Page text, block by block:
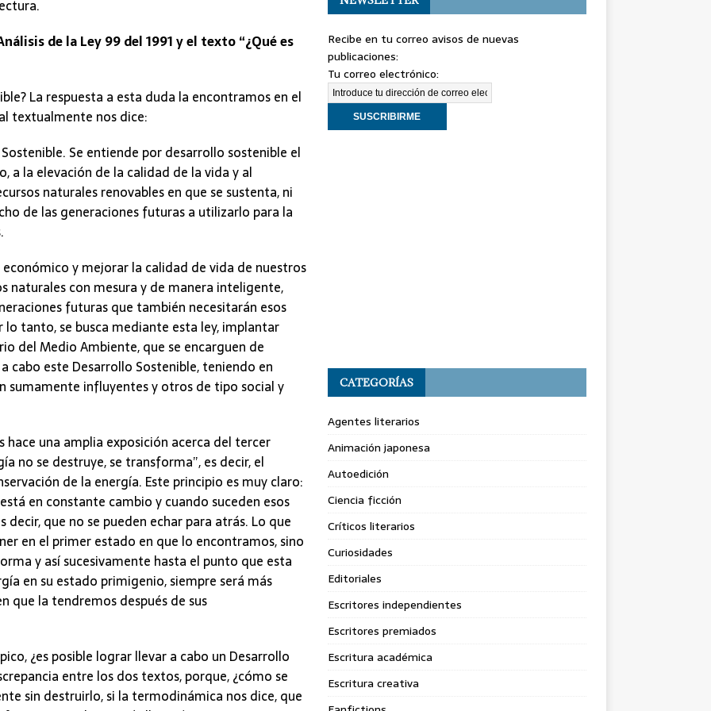
de la Ley 99 del 1991 y el texto “¿Qué es
La respuesta a esta duda la encontramos en el
textualmente nos dice:
Se entiende por desarrollo sostenible el
a la elevación de la calidad de la vida y al
naturales renovables en que se sustenta, ni
de las generaciones futuras a utilizarlo para la
y mejorar la calidad de vida de nuestros
naturales con mesura y de manera inteligente,
futuras que también necesitarán esos
lo tanto, se busca mediante esta ley, implantar
del Medio Ambiente, que se encarguen de
cabo este Desarrollo Sostenible, teniendo en
sumamente influyentes y otros de tipo social y
una amplia exposición acerca del tercer
no se destruye, se transforma”, es decir, el
de la energía. Este principio es muy claro:
en constante cambio y cuando suceden esos
que no se pueden echar para atrás. Lo que
en el primer estado en que lo encontramos, sino
y así sucesivamente hasta el punto que esta
en su estado primigenio, siempre será más
que la tendremos después de sus
¿es posible lograr llevar a cabo un Desarrollo
entre los dos textos, porque, ¿cómo se
sin destruirlo, si la termodinámica nos dice, que
Recibe en tu correo avisos de nuevas
publicaciones:
Tu correo electrónico:
CATEGORÍAS
Agentes literarios
Animación japonesa
Autoedición
Ciencia ficción
Críticos literarios
Curiosidades
Editoriales
Escritores independientes
Escritores premiados
Escritura académica
Escritura creativa